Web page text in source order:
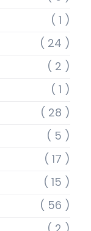
( 1 )
( 24 )
( 2 )
( 1 )
( 28 )
( 5 )
( 17 )
( 15 )
( 56 )